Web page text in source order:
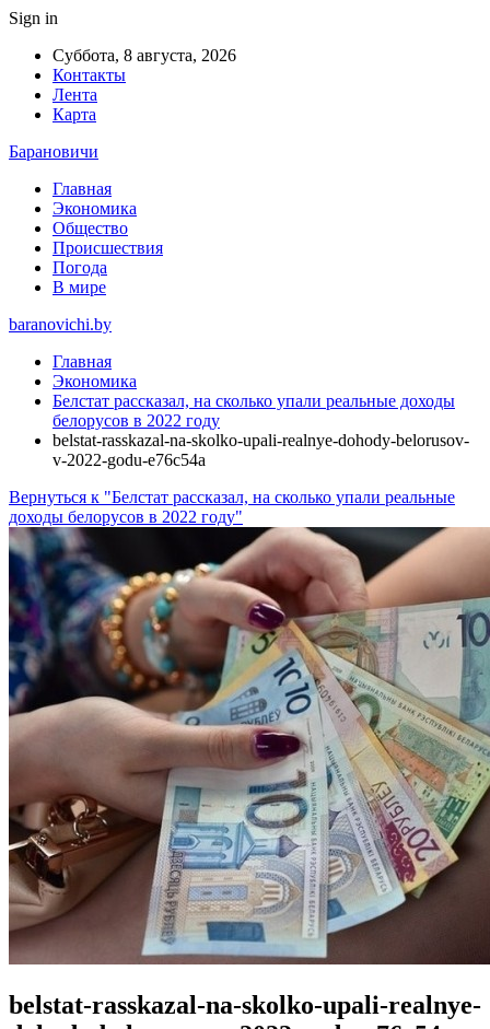
Sign in
Суббота, 8 августа, 2026
Контакты
Лента
Карта
Барановичи
Главная
Экономика
Общество
Происшествия
Погода
В мире
baranovichi.by
Главная
Экономика
Белстат рассказал, на сколько упали реальные доходы
белорусов в 2022 году
belstat-rasskazal-na-skolko-upali-realnye-dohody-belorusov-
v-2022-godu-e76c54a
Вернуться к "Белстат рассказал, на сколько упали реальные
доходы белорусов в 2022 году"
belstat-rasskazal-na-skolko-upali-realnye-